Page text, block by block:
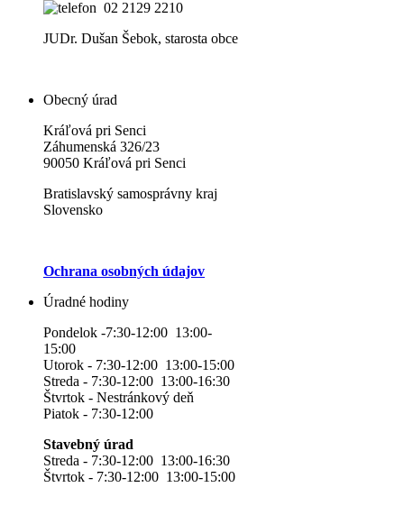
02 2129 2210
JUDr. Dušan Šebok, starosta obce
Obecný úrad
Kráľová pri Senci
Záhumenská 326/23
90050 Kráľová pri Senci
Bratislavský samosprávny kraj
Slovensko
Ochrana osobných údajov
Úradné hodiny
Pondelok -7:30-12:00 13:00-
15:00
Utorok - 7:30-12:00 13:00-15:00
Streda - 7:30-12:00 13:00-16:30
Štvrtok - Nestránkový deň
Piatok - 7:30-12:00
Stavebný úrad
Streda - 7:30-12:00 13:00-16:30
Štvrtok - 7:30-12:00 13:00-15:00